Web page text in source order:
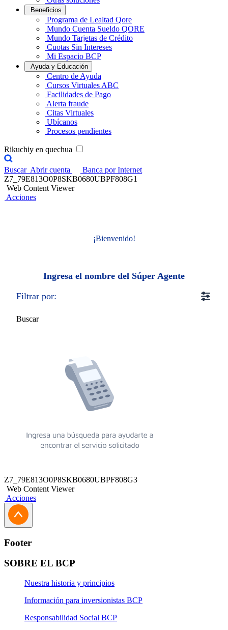
Beneficios
Programa de Lealtad Qore
Mundo Cuenta Sueldo QORE
Mundo Tarjetas de Crédito
Cuotas Sin Intereses
Mi Espacio BCP
Ayuda y Educación
Centro de Ayuda
Cursos Virtuales ABC
Facilidades de Pago
Alerta fraude
Citas Virtuales
Ubícanos
Procesos pendientes
Rikuchiy en quechua
Buscar Abrir cuenta
Banca por Internet
Z7_79E813O0P8SKB0680UBPF808G1
Web Content Viewer
Acciones
¡Bienvenido!
Ingresa el nombre del Súper Agente
Filtrar por:
Buscar
Z7_79E813O0P8SKB0680UBPF808G3
Web Content Viewer
Acciones
Footer
SOBRE EL BCP
Nuestra historia y principios
Información para inversionistas BCP
Responsabilidad Social BCP